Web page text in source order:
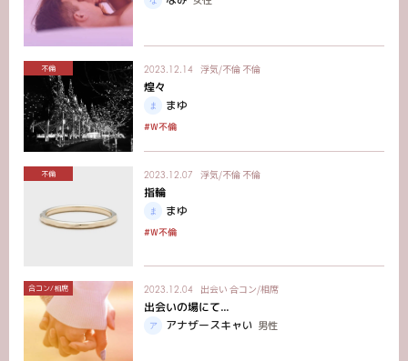
不倫 2023.12.14 浮気/不倫 不倫
煌々
まゆ
#W不倫
不倫 2023.12.07 浮気/不倫 不倫
指輪
まゆ
#W不倫
合コン/相席 2023.12.04 出会い 合コン/相席
出会いの場にて...
アナザースキャい 男性